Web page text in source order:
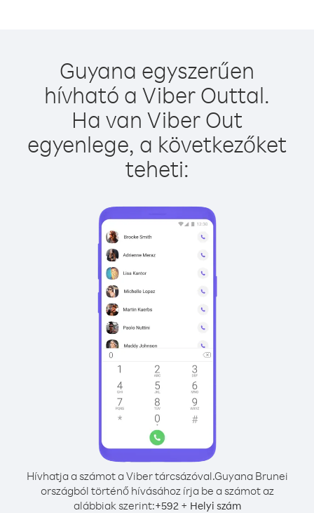
Guyana egyszerűen
hívható a Viber Outtal.
Ha van Viber Out
egyenlege, a következőket
teheti:
Hívhatja a számot a Viber tárcsázóval.Guyana Brunei
országból történő hívásához írja be a számot az
alábbiak szerint:+592+ Helyi szám